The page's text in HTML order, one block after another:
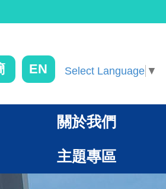
EN Select Language ▼
關於我們
主題專區